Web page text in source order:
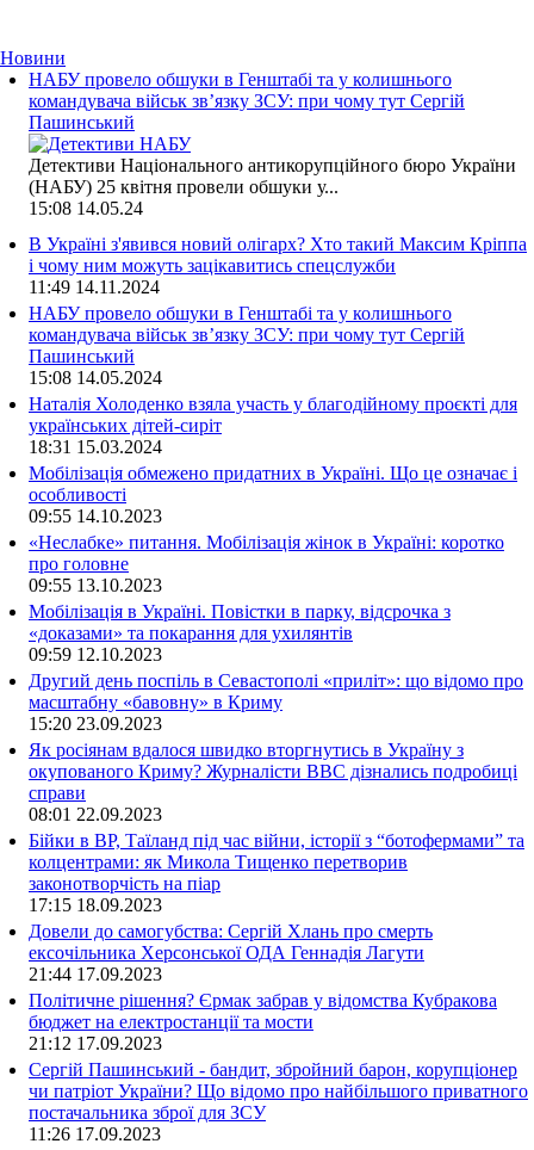
Новини
НАБУ провело обшуки в Генштабі та у колишнього
командувача військ зв’язку ЗСУ: при чому тут Сергій
Пашинський
Детективи Національного антикорупційного бюро України
(НАБУ) 25 квітня провели обшуки у...
15:08 14.05.24
В Україні з'явився новий олігарх? Хто такий Максим Кріппа
і чому ним можуть зацікавитись спецслужби
11:49 14.11.2024
НАБУ провело обшуки в Генштабі та у колишнього
командувача військ зв’язку ЗСУ: при чому тут Сергій
Пашинський
15:08 14.05.2024
Наталія Холоденко взяла участь у благодійному проєкті для
українських дітей-сиріт
18:31 15.03.2024
Мобілізація обмежено придатних в Україні. Що це означає і
особливості
09:55 14.10.2023
«Неслабке» питання. Мобілізація жінок в Україні: коротко
про головне
09:55 13.10.2023
Мобілізація в Україні. Повістки в парку, відсрочка з
«доказами» та покарання для ухилянтів
09:59 12.10.2023
Другий день поспіль в Севастополі «приліт»: що відомо про
масштабну «бавовну» в Криму
15:20 23.09.2023
Як росіянам вдалося швидко вторгнутись в Україну з
окупованого Криму? Журналісти ВВС дізнались подробиці
справи
08:01 22.09.2023
Бійки в ВР, Таїланд під час війни, історії з “ботофермами” та
колцентрами: як Микола Тищенко перетворив
законотворчість на піар
17:15 18.09.2023
Довели до самогубства: Сергій Хлань про смерть
ексочільника Херсонської ОДА Геннадія Лагути
21:44 17.09.2023
Політичне рішення? Єрмак забрав у відомства Кубракова
бюджет на електростанції та мости
21:12 17.09.2023
Сергій Пашинський - бандит, збройний барон, корупціонер
чи патріот України? Що відомо про найбільшого приватного
постачальника зброї для ЗСУ
11:26 17.09.2023